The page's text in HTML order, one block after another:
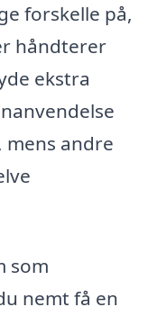
forskelle på,
håndterer
ekstra
andre
som
nemt få en